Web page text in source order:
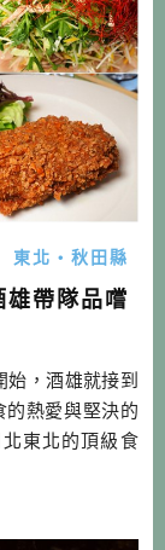
東北・秋田縣
帶隊品嚐
，酒雄就接到
的熱愛與堅決的
東北的頂級食
美食的力量，